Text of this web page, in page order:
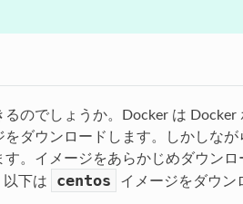
のでしょうか。Docker は Docker
ダウンロードします。しかしなが
。イメージをあらかじめダウンロ
以下は centos
イメージをダウン